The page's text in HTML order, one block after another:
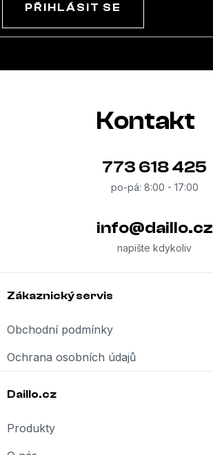
PŘIHLÁSIT SE
Kontakt
info@daillo.cz
773 618 425
Zákaznický servis
Obchodní podmínky
Ochrana osobních údajů
Daillo.cz
Produkty